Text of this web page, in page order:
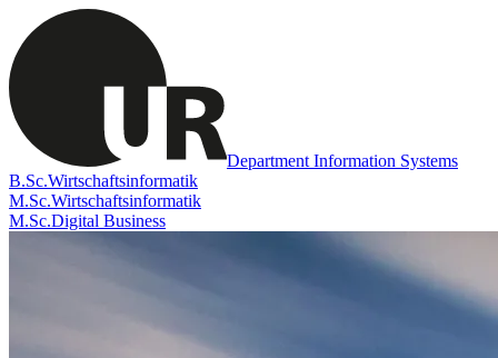
Department Information Systems
B.Sc.Wirtschaftsinformatik
M.Sc.Wirtschaftsinformatik
M.Sc.Digital Business